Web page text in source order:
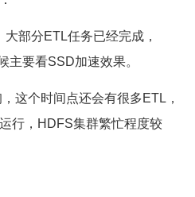
部分ETL任务已经完成，
主要看SSD加速效果。
这个时间点还会有很多ETL，
行，HDFS集群繁忙程度较